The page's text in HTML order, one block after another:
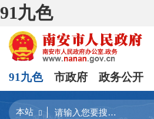
91九色
91九色 市政府 政务公开